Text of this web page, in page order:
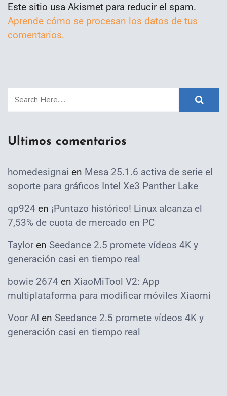
Este sitio usa Akismet para reducir el spam.
Aprende cómo se procesan los datos de tus
comentarios.
Ultimos comentarios
homedesignai en Mesa 25.1.6 activa de serie el
soporte para gráficos Intel Xe3 Panther Lake
qp924 en ¡Puntazo histórico! Linux alcanza el
7,53% de cuota de mercado en PC
Taylor en Seedance 2.5 promete vídeos 4K y
generación casi en tiempo real
bowie 2674 en XiaoMiTool V2: App
multiplataforma para modificar móviles Xiaomi
Voor AI en Seedance 2.5 promete vídeos 4K y
generación casi en tiempo real